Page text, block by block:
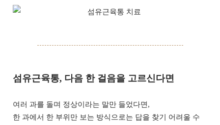
섬유근육통, 다음 한 걸음을 고르신다면
여러 과를 돌며 정상이라는 말만 들었다면,
한 과에서 한 부위만 보는 방식으로는 답을 찾기 어려울 수